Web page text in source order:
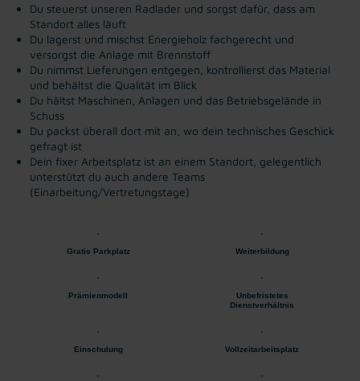
Du steuerst unseren Radlader und sorgst dafür, dass am
Standort alles läuft
Du lagerst und mischst Energieholz fachgerecht und
versorgst die Anlage mit Brennstoff
Du nimmst Lieferungen entgegen, kontrollierst das Material
und behältst die Qualität im Blick
Du hältst Maschinen, Anlagen und das Betriebsgelände in
Schuss
Du packst überall dort mit an, wo dein technisches Geschick
gefragt ist
Dein fixer Arbeitsplatz ist an einem Standort, gelegentlich
unterstützt du auch andere Teams
(Einarbeitung/Vertretungstage)
Gratis Parkplatz Weiterbildung
Prämienmodell
Unbefristetes
Dienstverhältnis
Einschulung Vollzeitarbeitsplatz